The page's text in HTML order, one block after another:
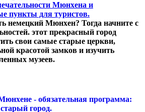
Мюнхена и
пункты для туристов.
немецкий Мюнхен? Тогда начните с
этот прекрасный город
свои самые старые церкви,
красотой замков и изучить
музеев.